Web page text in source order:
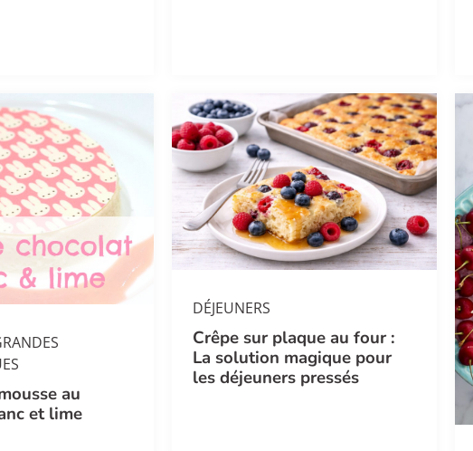
au
et lime
DÉJEUNERS
Crêpe sur plaque au four :
La solution magique pour
les déjeuners pressés